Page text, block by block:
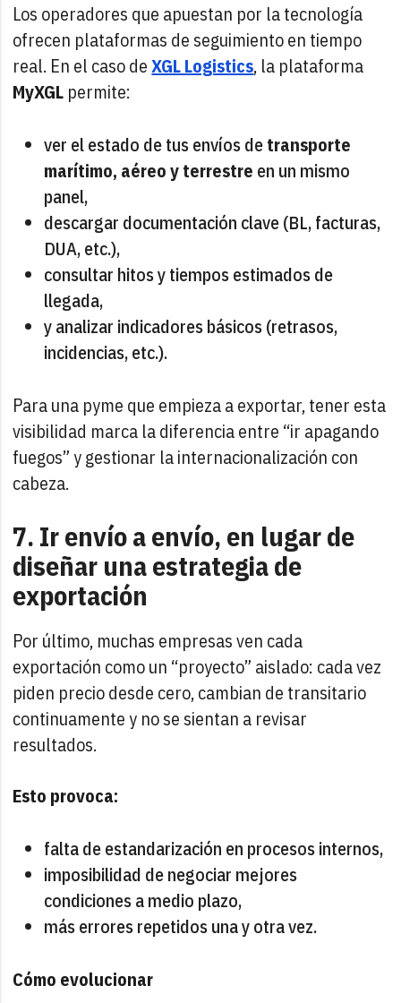
Los operadores que apuestan por la tecnología
ofrecen plataformas de seguimiento en tiempo
real. En el caso deXGL Logistics, la plataforma
MyXGL permite:
ver el estado de tus envíos detransporte
marítimo, aéreo y terrestre en un mismo
panel,
descargar documentación clave (BL, facturas,
DUA, etc.),
consultar hitos y tiempos estimados de
llegada,
y analizar indicadores básicos (retrasos,
incidencias, etc.).
Para una pyme que empieza a exportar, tener esta
visibilidad marca la diferencia entre “ir apagando
fuegos” y gestionar la internacionalización con
cabeza.
7. Ir envío a envío, en lugar de
diseñar una estrategia de
exportación
Por último, muchas empresas ven cada
exportación como un “proyecto” aislado: cada vez
piden precio desde cero, cambian de transitario
continuamente y no se sientan a revisar
resultados.
Esto provoca:
falta de estandarización en procesos internos,
imposibilidad de negociar mejores
condiciones a medio plazo,
más errores repetidos una y otra vez.
Cómo evolucionar